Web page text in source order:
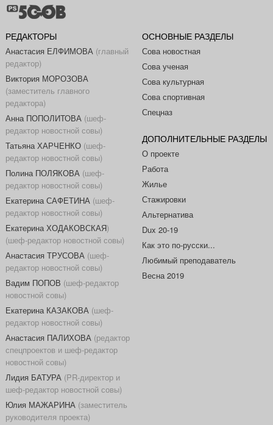
РЕДАКТОРЫ
Анастасия ЕЛФИМОВА(главный
редактор)
Виктория МОРОЗОВА
(заместитель главного
редактора)
Анна ПОПОЛИТОВА(шеф-
редактор новостной совы)
Татьяна ХАРЧЕНКО(шеф-
редактор новостной совы)
Полина ПОЛЯКОВА(шеф-
редактор новостной совы)
Екатерина САФЕТИНА(шеф-
редактор новостной совы)
Екатерина ХОДАКОВСКАЯ)
(шеф-редактор новостной совы)
Анастасия ТРУСОВА(шеф-
редактор новостной совы)
Вадим ПОПОВ (шеф-редактор
новостной совы)
Екатерина КАЗАКОВА(шеф-
редактор новостной совы)
Анастасия ПАЛИХОВА(редактор
спецпроектов и шеф-редактор
новостной совы)
Лидия БАТУРА(PR-директор и
шеф-редактор новостной совы)
Юлия МАЖАРИНА(заместитель
руководителя проекта)
ОСНОВНЫЕ РАЗДЕЛЫ
Сова новостная
Сова ученая
Сова культурная
Сова спортивная
Спецназ
ДОПОЛНИТЕЛЬНЫЕ РАЗДЕЛЫ
О проекте
Работа
Жилье
Стажировки
Альтернатива
Dux 20-19
Как это по-русски...
Любимый преподаватель
Весна 2019